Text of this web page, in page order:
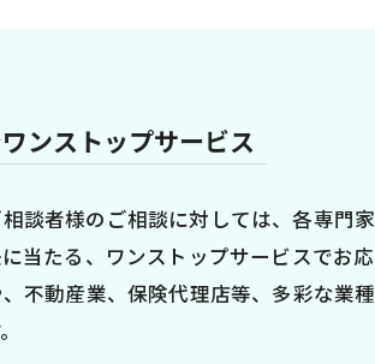
ンストップサービス
談者様のご相談に対しては、各専門
当たる、ワンストップサービスでお
不動産業、保険代理店等、多彩な業